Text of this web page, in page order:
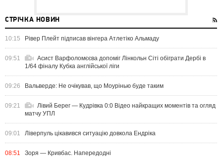
СТРІЧКА НОВИН
10:15 Рівер Плейт підписав вінгера Атлетіко Альмаду
09:51
Асист Варфоломєєва допоміг Лінкольн Сіті обіграти Дербі в
1/64 фіналу Кубка англійської ліги
09:26 Вальверде: Не очікував, що Моурінью буде таким
09:21
Лівий Берег — Кудрівка 0:0 Відео найкращих моментів та огляд
матчу УПЛ
09:01 Ліверпуль цікавився ситуацію довкола Ендріка
08:51 Зоря — Кривбас. Напередодні